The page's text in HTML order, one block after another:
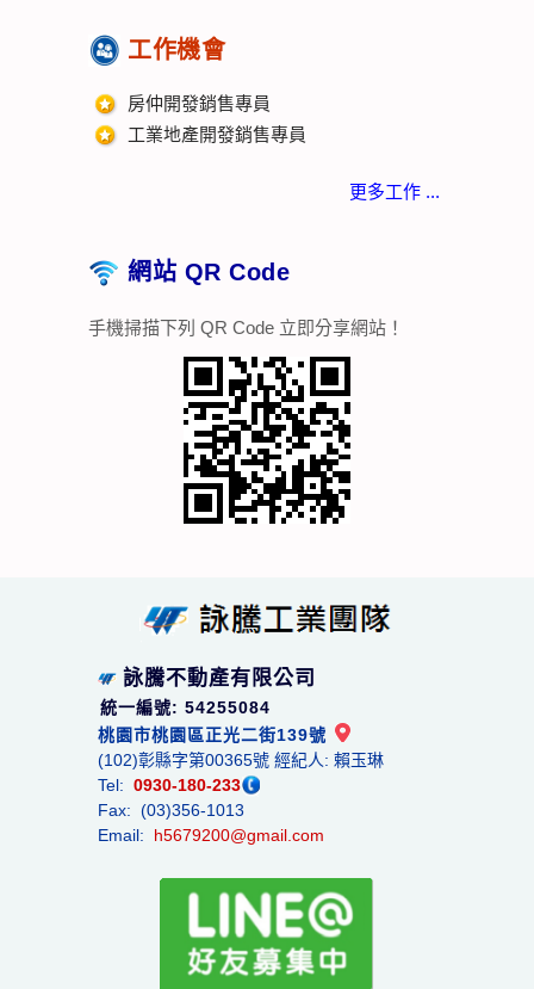
工作機會
房仲開發銷售專員
工業地產開發銷售專員
更多工作 ...
網站 QR Code
手機掃描下列 QR Code 立即分享網站！
詠騰不動產有限公司
統一編號: 54255084
桃園市桃園區正光二街139號
(102)彰縣字第00365號 經紀人: 賴玉琳
Tel: 0930-180-233
Fax: (03)356-1013
Email: h5679200@gmail.com